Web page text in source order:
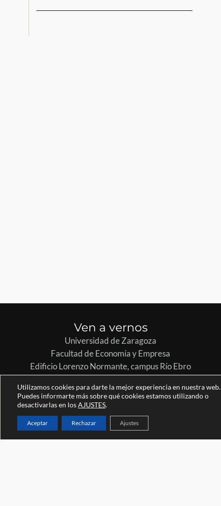
Ven a vernos
Universidad de Zaragoza
Facultad de Economía y Empresa
Edificio Lorenzo Normante, campus Río Ebro
Zaragoza (España)
Escríbenos
masterin@unizar.es
Llámanos
+34 876 554961
Síguenos en nuestras redes
Utilizamos cookies para darte la mejor experiencia en nuestra web.
Puedes informarte más sobre qué cookies estamos utilizando o
desactivarlas en losAJUSTES.
Aceptar Rechazar Ajustes